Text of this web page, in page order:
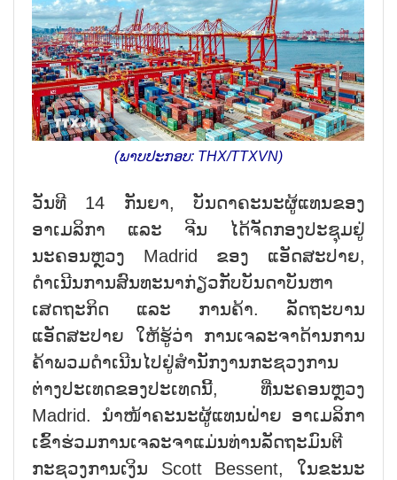
(ພາບປະກອບ: THX/TTXVN)
ວັນທີ 14 ກັນຍາ, ບັນດາຄະນະຜູ້ແທນຂອງ
ອາເມລິກາ ແລະ ຈີນ ໄດ້ຈັດກອງປະຊຸມຢູ່
ນະຄອນຫຼວງ Madrid ຂອງ ແອັດສະປາຍ,
ດຳເນີນການສົນທະນາກ່ຽວກັບບັນດາບັນຫາ
ເສດຖະກິດ ແລະ ການຄ້າ. ລັດຖະບານ
ແອັດສະປາຍ ໃຫ້ຮູ້ວ່າ ການເຈລະຈາດ້ານການ
ຄ້າພວມດຳເນີນໄປຢູ່ສຳນັກງານກະຊວງການ
ຕ່າງປະເທດຂອງປະເທດນີ້, ທີ່ນະຄອນຫຼວງ
Madrid. ນຳໜ້າຄະນະຜູ້ແທນຝ່າຍ ອາເມລິກາ
ເຂົ້າຮ່ວມການເຈລະຈາແມ່ນທ່ານລັດຖະມົນຕີ
ກະຊວງການເງິນ Scott Bessent, ໃນຂະນະ